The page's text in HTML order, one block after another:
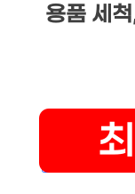
용품 세